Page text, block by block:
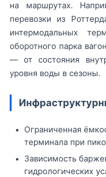
на маршрутах.
перевозки из
интермодальных
оборотного парка
— от состояния
уровня воды в сезоны.
Ограниченная
терминала при
Зависимость
гидрологических